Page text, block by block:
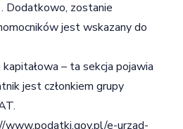
Dodatkowo, zostanie
jest wskazany do
– ta sekcja pojawia
jest członkiem grupy
www.podatki.gov.pl/e-urzad-